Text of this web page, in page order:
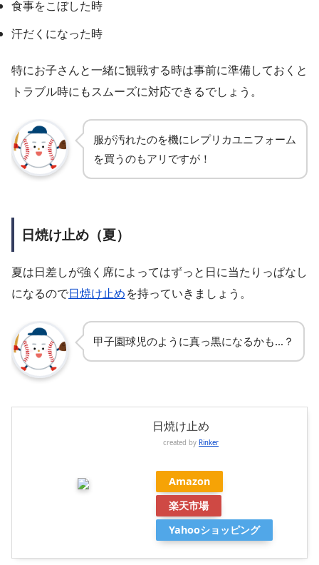
食事をこぼした時
汗だくになった時
特にお子さんと一緒に観戦する時は事前に準備しておくと
トラブル時にもスムーズに対応できるでしょう。
服が汚れたのを機にレプリカユニフォーム
を買うのもアリですが！
日焼け止め（夏）
夏は日差しが強く席によってはずっと日に当たりっぱなし
になるので日焼け止めを持っていきましょう。
甲子園球児のように真っ黒になるかも…？
日焼け止め
created by Rinker
Amazon
楽天市場
Yahooショッピング